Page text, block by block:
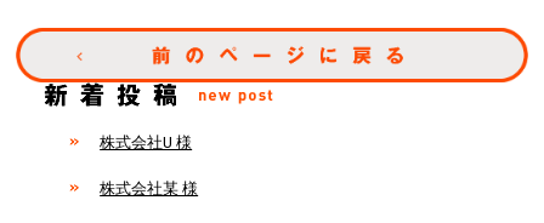
株式会社U 様
株式会社某 様